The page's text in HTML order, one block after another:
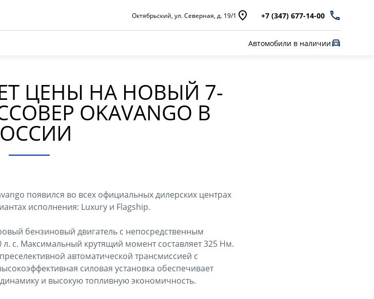
Октябрьский, ул. Северная, д. 19/1 +7 (347) 677-14-00
Автомобили в наличии
ЦЕНЫ НА НОВЫЙ 7-
OKAVANGO В
появился во всех официальных дилерских центрах
исполнения: Luxury и Flagship.
бензиновый двигатель с непосредственным
с. Максимальный крутящий момент составляет 325 Нм.
автоматической трансмиссией с
силовая установка обеспечивает
и высокую топливную экономичность.